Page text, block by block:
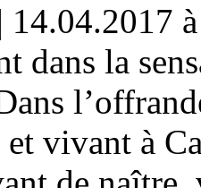
dans la
vivant à